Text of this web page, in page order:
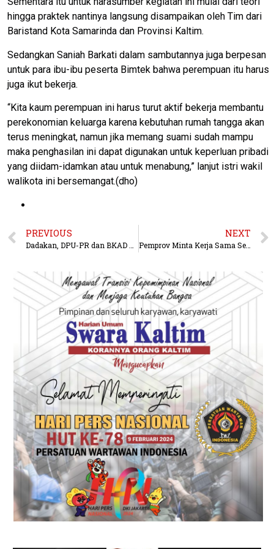
hingga praktek nantinya langsung disampaikan oleh Tim dari
Baristand Kota Samarinda dan Provinsi Kaltim.
Sedangkan Saniah Barkati dalam sambutannya juga berpesan
untuk para ibu-ibu peserta Bimtek bahwa perempuan itu harus
juga ikut bekerja.
“Kita kaum perempuan ini harus turut aktif bekerja membantu
perekonomian keluarga karena kebutuhan rumah tangga akan
terus meningkat, namun jika memang suami sudah mampu
maka penghasilan ini dapat digunakan untuk keperluan pribadi
yang diidam-idamkan atau untuk menabung,” lanjut istri wakil
walikota ini bersemangat.(dho)
PREVIOUS NEXT
Pemprov Minta Kerja Sama Semakin Sinergi